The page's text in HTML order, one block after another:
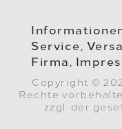
Service,
Firma,
Copyright ©
Rechte
zzgl. der